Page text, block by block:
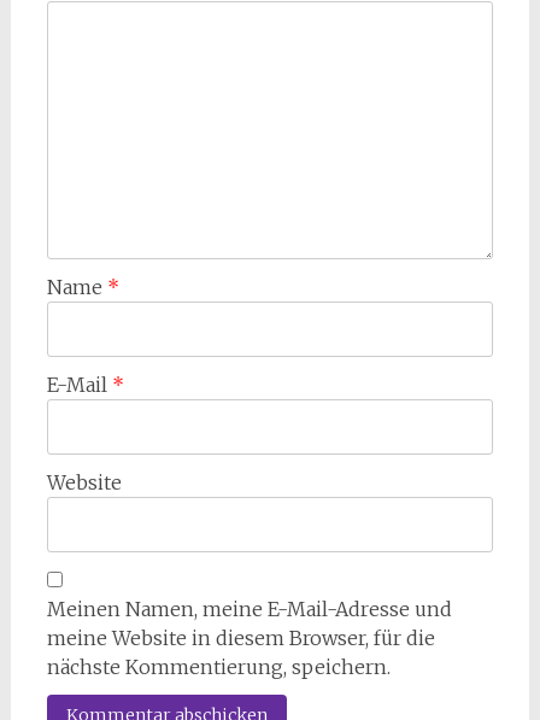
Name *
E-Mail *
Website
Meinen Namen, meine E-Mail-Adresse und
meine Website in diesem Browser, für die
nächste Kommentierung, speichern.